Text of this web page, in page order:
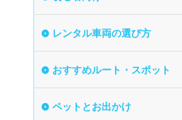
レンタル車両の選び方
おすすめルート・スポット
ペットとお出かけ